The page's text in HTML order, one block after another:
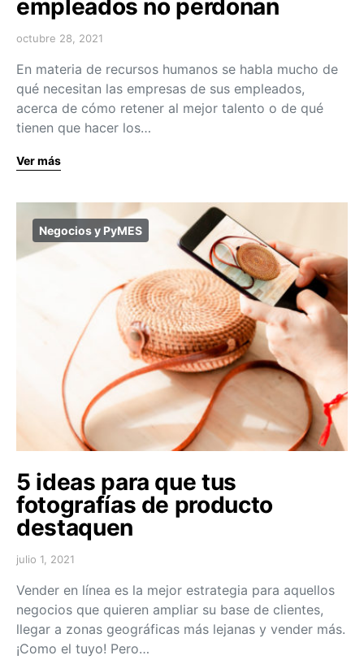
empleados no perdonan
octubre 28, 2021
En materia de recursos humanos se habla mucho de
qué necesitan las empresas de sus empleados,
acerca de cómo retener al mejor talento o de qué
tienen que hacer los…
Ver más
Negocios y PyMES
5 ideas para que tus
fotografías de producto
destaquen
julio 1, 2021
Vender en línea es la mejor estrategia para aquellos
negocios que quieren ampliar su base de clientes,
llegar a zonas geográficas más lejanas y vender más.
¡Como el tuyo! Pero…